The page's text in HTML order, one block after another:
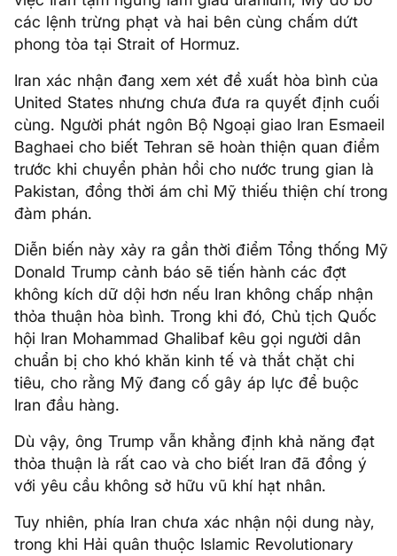
các lệnh trừng phạt và hai bên cùng chấm dứt
phong tỏa tại Strait of Hormuz.
Iran xác nhận đang xem xét đề xuất hòa bình của
United States nhưng chưa đưa ra quyết định cuối
cùng. Người phát ngôn Bộ Ngoại giao Iran Esmaeil
Baghaei cho biết Tehran sẽ hoàn thiện quan điểm
trước khi chuyển phản hồi cho nước trung gian là
Pakistan, đồng thời ám chỉ Mỹ thiếu thiện chí trong
đàm phán.
Diễn biến này xảy ra gần thời điểm Tổng thống Mỹ
Donald Trump cảnh báo sẽ tiến hành các đợt
không kích dữ dội hơn nếu Iran không chấp nhận
thỏa thuận hòa bình. Trong khi đó, Chủ tịch Quốc
hội Iran Mohammad Ghalibaf kêu gọi người dân
chuẩn bị cho khó khăn kinh tế và thắt chặt chi
tiêu, cho rằng Mỹ đang cố gây áp lực để buộc
Iran đầu hàng.
Dù vậy, ông Trump vẫn khẳng định khả năng đạt
thỏa thuận là rất cao và cho biết Iran đã đồng ý
với yêu cầu không sở hữu vũ khí hạt nhân.
Tuy nhiên, phía Iran chưa xác nhận nội dung này,
trong khi Hải quân thuộc Islamic Revolutionary